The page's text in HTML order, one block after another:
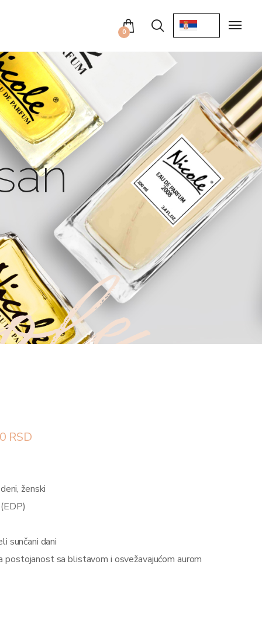
0
RSD
ženski
sunčani dani
postojanost sa blistavom i osvežavajućom aurom